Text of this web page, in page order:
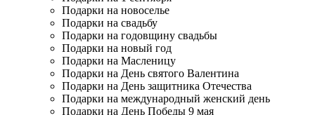
Подарки на новоселье
Подарки на свадьбу
Подарки на годовщину свадьбы
Подарки на новый год
Подарки на Масленицу
Подарки на День святого Валентина
Подарки на День защитника Отечества
Подарки на международный женский день
Подарки на День Победы 9 мая